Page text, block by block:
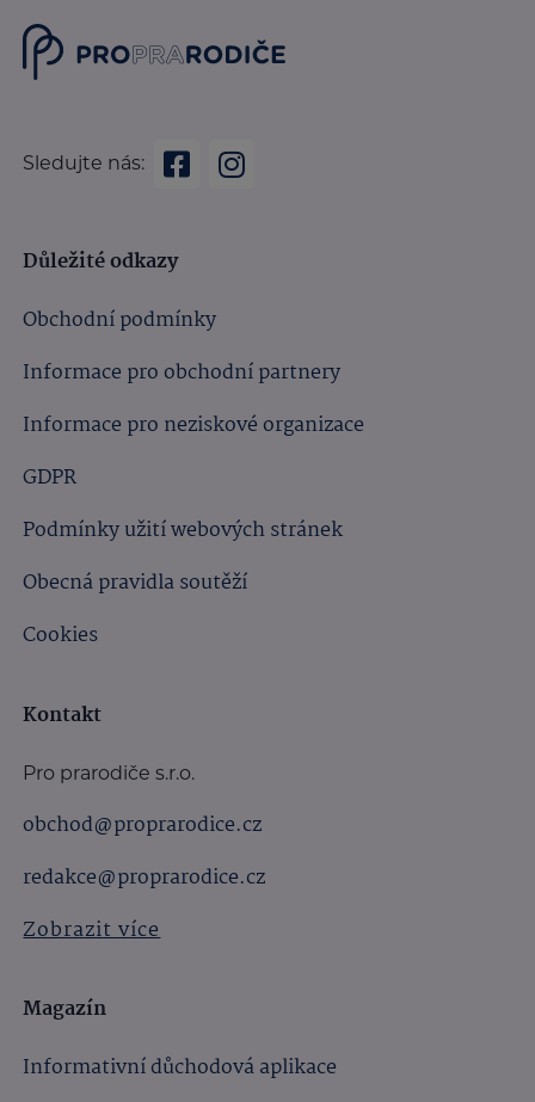
Sledujte nás:
Důležité odkazy
Obchodní podmínky
Informace pro obchodní partnery
Informace pro neziskové organizace
GDPR
Podmínky užití webových stránek
Obecná pravidla soutěží
Cookies
Kontakt
Pro prarodiče s.r.o.
obchod@proprarodice.cz
redakce@proprarodice.cz
Zobrazit více
Magazín
Informativní důchodová aplikace